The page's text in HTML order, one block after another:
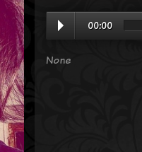
00:00
None